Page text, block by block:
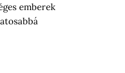
emberek